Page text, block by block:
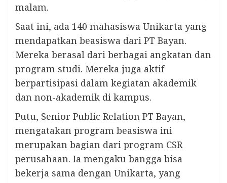
malam.
Saat ini, ada 140 mahasiswa Unikarta yang
mendapatkan beasiswa dari PT Bayan.
Mereka berasal dari berbagai angkatan dan
program studi. Mereka juga aktif
berpartisipasi dalam kegiatan akademik
dan non-akademik di kampus.
Putu, Senior Public Relation PT Bayan,
mengatakan program beasiswa ini
merupakan bagian dari program CSR
perusahaan. Ia mengaku bangga bisa
bekerja sama dengan Unikarta, yang